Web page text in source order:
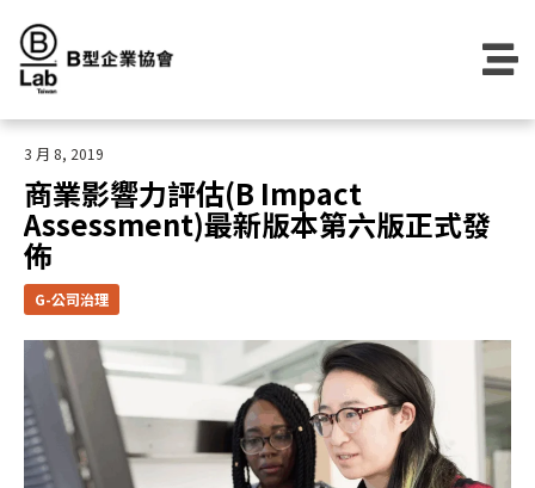
content
G-公司治理
商業影響力評估(B Impact
Assessment)最新版本第六版正式發
佈
3 月 8, 2019